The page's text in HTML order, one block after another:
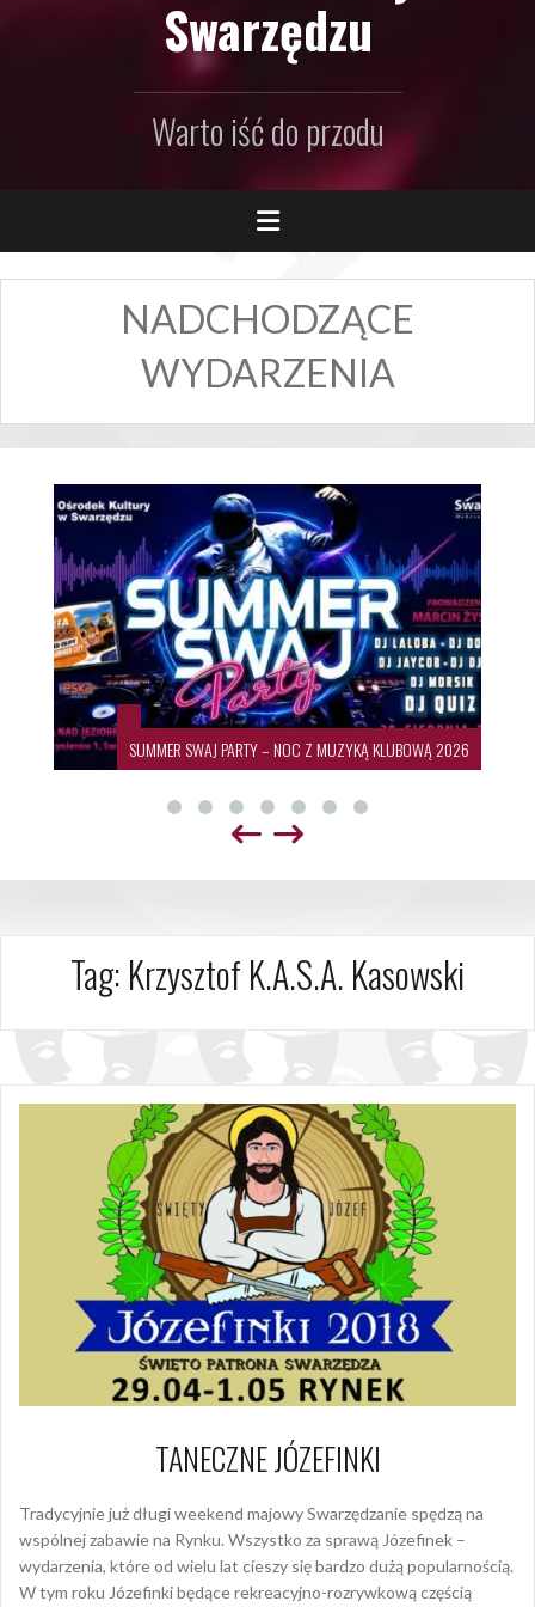
Swarzędzu
Warto iść do przodu
NADCHODZĄCE
WYDARZENIA
SUMMER SWAJ PARTY – NOC Z MUZYKĄ KLUBOWĄ 2026
Tag: Krzysztof K.A.S.A. Kasowski
TANECZNE JÓZEFINKI
Tradycyjnie już długi weekend majowy Swarzędzanie spędzą na
wspólnej zabawie na Rynku. Wszystko za sprawą Józefinek –
wydarzenia, które od wielu lat cieszy się bardzo dużą popularnością.
W tym roku Józefinki będące rekreacyjno-rozrywkową częścią